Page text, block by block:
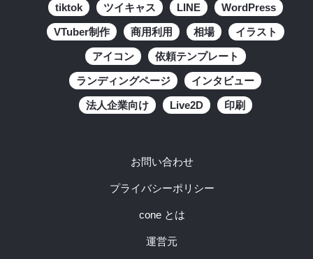
tiktok ツイキャス LINE WordPress
VTuber制作 商用利用 相場 イラスト
アイコン 依頼テンプレート
ランディングページ インタビュー
法人企業向け Live2D 印刷
お問い合わせ
プライバシーポリシー
cone とは
運営元